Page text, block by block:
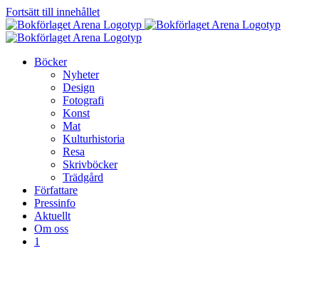
Fortsätt till innehållet
Böcker
Nyheter
Design
Fotografi
Konst
Mat
Kulturhistoria
Resa
Skrivböcker
Trädgård
Författare
Pressinfo
Aktuellt
Om oss
1